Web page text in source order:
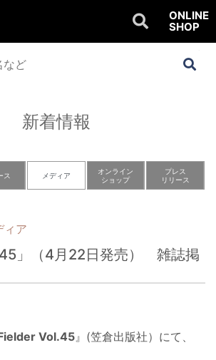
ONLINE
SHOP
新着情報
ス メディア
オンライン
ショップ
プレス
リリース
ィア
」（4月22日発売） 雑誌掲
Vol.45』(笠倉出版社）にて、